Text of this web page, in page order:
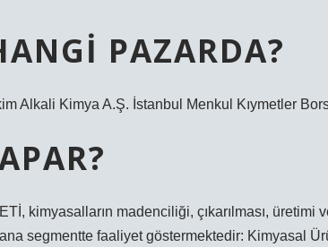
PAZARDA?
Alkali Kimya A.Ş. İstanbul Menkul Kıymetler
kimyasalların madenciliği, çıkarılması, üretimi
segmentte faaliyet göstermektedir: Kimyasal